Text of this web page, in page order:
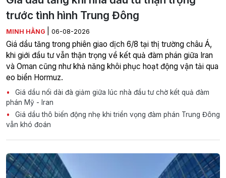
trước tình hình Trung Đông
MINH HẰNG 06-08-2026
Giá dầu tăng trong phiên giao dịch 6/8 tại thị trường châu Á,
khi giới đầu tư vẫn thận trọng về kết quả đàm phán giữa Iran
và Oman cũng như khả năng khôi phục hoạt động vận tải qua
eo biển Hormuz.
Giá dầu nối dài đà giảm giữa lúc nhà đầu tư chờ kết quả đàm
phán Mỹ - Iran
Giá dầu thô biến động nhẹ khi triển vọng đàm phán Trung Đông
vẫn khó đoán